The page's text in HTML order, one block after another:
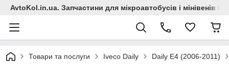
AvtoKol.in.ua. Запчастини для мікроавтобусів і мінівенів
Товари та послуги Iveco Daily Daily E4 (2006-2011)